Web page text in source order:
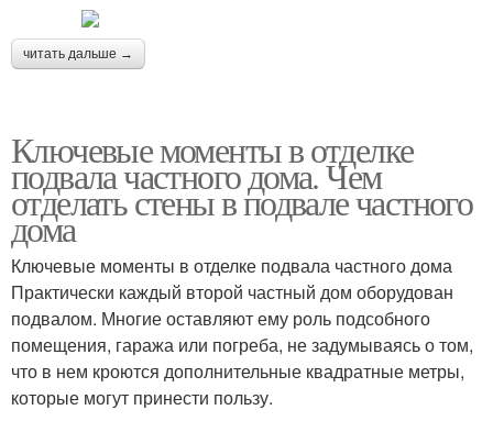
читать дальше →
Ключевые моменты в отделке
подвала частного дома. Чем
отделать стены в подвале частного
дома
Ключевые моменты в отделке подвала частного дома
Практически каждый второй частный дом оборудован
подвалом. Многие оставляют ему роль подсобного
помещения, гаража или погреба, не задумываясь о том,
что в нем кроются дополнительные квадратные метры,
которые могут принести пользу.